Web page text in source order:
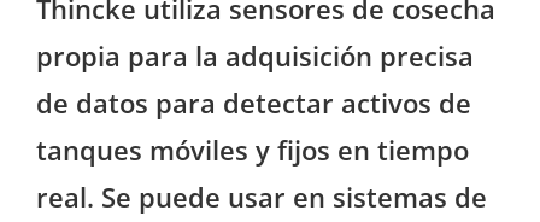
Thincke utiliza sensores de cosecha
propia para la adquisición precisa
de datos para detectar activos de
tanques móviles y fijos en tiempo
real. Se puede usar en sistemas de